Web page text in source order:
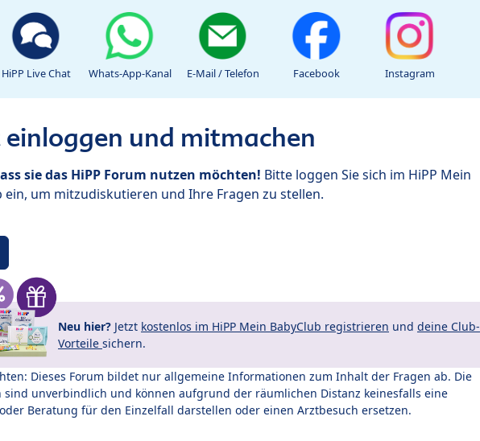
HiPP Live Chat Whats-App-Kanal E-Mail / Telefon Facebook Instagram
einloggen und mitmachen
sie das HiPP Forum nutzen möchten! Bitte loggen Sie sich im HiPP Mein
ein, um mitzudiskutieren und Ihre Fragen zu stellen.
Neu hier? Jetzt kostenlos im HiPP Mein BabyClub registrieren und deine Club-
Vorteile sichern.
Dieses Forum bildet nur allgemeine Informationen zum Inhalt der Fragen ab. Die
sind unverbindlich und können aufgrund der räumlichen Distanz keinesfalls eine
Beratung für den Einzelfall darstellen oder einen Arztbesuch ersetzen.